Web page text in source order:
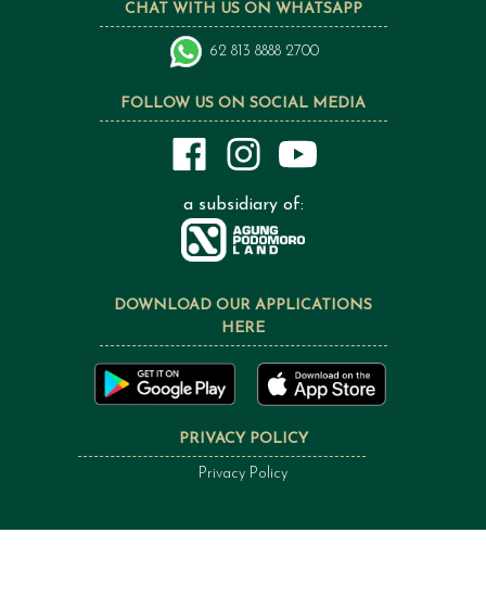
FOLLOW US ON SOCIAL MEDIA
a subsidiary of:
CHAT WITH US ON WHATSAPP
62 813 8888 2700
DOWNLOAD OUR APPLICATIONS
HERE
PRIVACY POLICY
Privacy Policy